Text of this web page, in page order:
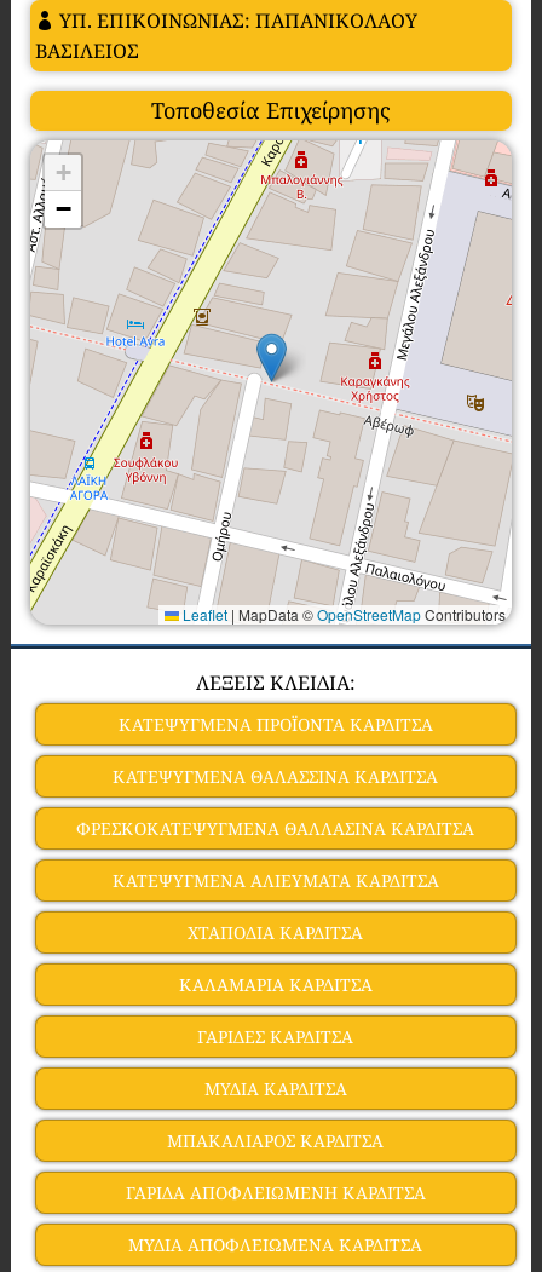
ΥΠ. ΕΠΙΚΟΙΝΩΝΙΑΣ: ΠΑΠΑΝΙΚΟΛΑΟΥ
ΒΑΣΙΛΕΙΟΣ
Τοποθεσία Επιχείρησης
+
−
Leaflet | MapData ©OpenStreetMapContributors
ΛΕΞΕΙΣ ΚΛΕΙΔΙΑ:
ΚΑΤΕΨΥΓΜΕΝΑ ΠΡΟΪΟΝΤΑ ΚΑΡΔΙΤΣΑ
ΚΑΤΕΨΥΓΜΕΝΑ ΘΑΛΑΣΣΙΝΑ ΚΑΡΔΙΤΣΑ
ΦΡΕΣΚΟΚΑΤΕΨΥΓΜΕΝΑ ΘΑΛΛΑΣΙΝΑ ΚΑΡΔΙΤΣΑ
ΚΑΤΕΨΥΓΜΕΝΑ ΑΛΙΕΥΜΑΤΑ ΚΑΡΔΙΤΣΑ
ΧΤΑΠΟΔΙΑ ΚΑΡΔΙΤΣΑ
ΚΑΛΑΜΑΡΙΑ ΚΑΡΔΙΤΣΑ
ΓΑΡΙΔΕΣ ΚΑΡΔΙΤΣΑ
ΜΥΔΙΑ ΚΑΡΔΙΤΣΑ
ΜΠΑΚΑΛΙΑΡΟΣ ΚΑΡΔΙΤΣΑ
ΓΑΡΙΔΑ ΑΠΟΦΛΕΙΩΜΕΝΗ ΚΑΡΔΙΤΣΑ
ΜΥΔΙΑ ΑΠΟΦΛΕΙΩΜΕΝΑ ΚΑΡΔΙΤΣΑ